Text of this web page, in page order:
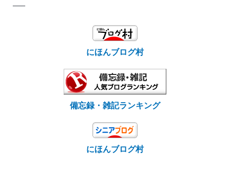
—–
にほんブログ村
備忘録・雑記ランキング
にほんブログ村